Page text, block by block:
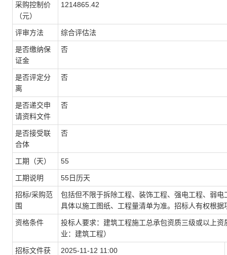
采购控制价
（元）
1214865.42
评审方法 综合评估法
是否缴纳保
证金
否
是否评定分
离
否
是否递交申
请资料文件
否
是否接受联
合体
否
工期（天） 55
工期说明 55日历天
招标/采购范
围
包括但不限于拆除工程、装饰工程、强电工程、弱
具体以施工图纸、工程量清单为准。招标人有权根
资格条件
投标人要求：建筑工程施工总承包资质三级或以上
业：建筑工程）
招标文件获
2025-11-12 11:00